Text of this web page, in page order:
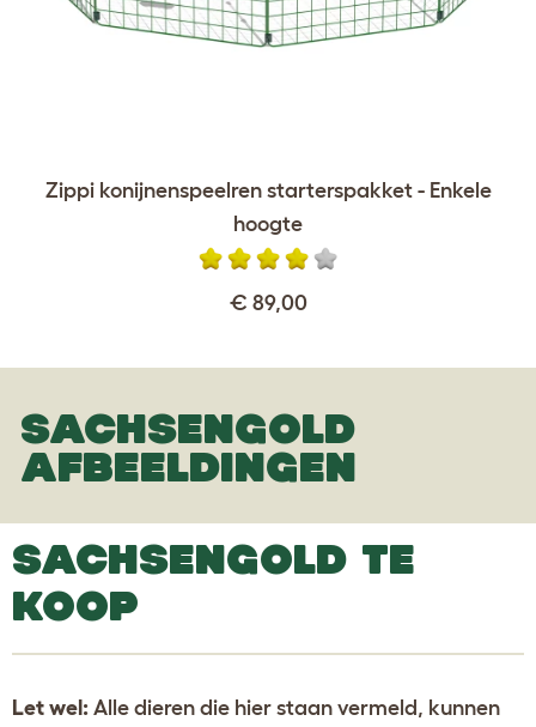
Zippi konijnenspeelren starterspakket - Enkele
hoogte
€ 89,00
SACHSENGOLD
AFBEELDINGEN
SACHSENGOLD TE
KOOP
Let wel: Alle dieren die hier staan vermeld, kunnen